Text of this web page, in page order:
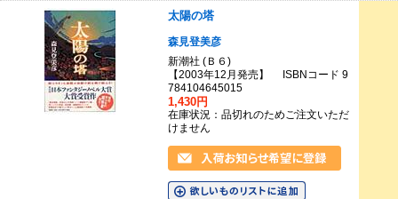
太陽の塔
森見登美彦
新潮社 (Ｂ６)
【2003年12月発売】 ISBNコード 9
784104645015
1,430円
在庫状況：品切れのためご注文いただ
けません